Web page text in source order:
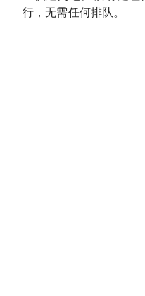
行，无需任何排队。